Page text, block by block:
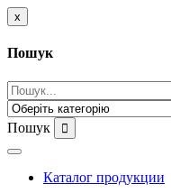
x
Пошук
Пошук
Каталог продукции